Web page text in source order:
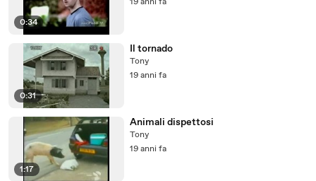
0:34
0:31
Il tornado
Tony
19 anni fa
1:17
Animali dispettosi
Tony
19 anni fa